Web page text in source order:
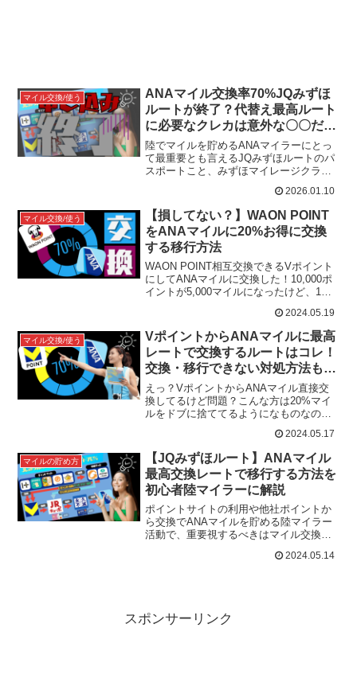
マイル交換/使う
ANAマイル交換率70%JQみずほ
ルートが終了？代替え最高ルート
に必要なクレカは意外な〇〇だっ
た！
陸でマイルを貯めるANAマイラーにとっ
て最重要とも言えるJQみずほルートのパ
スポートこと、みずほマイレージクラブ
月21日を持って終了することが発表され
ました...
2026.01.10
マイル交換/使う
【損してない？】WAON POINT
をANAマイルに20%お得に交換
する移行方法
WAON POINT相互交換できるVポイント
にしてANAマイルに交換した！10,000ポ
イントが5,000マイルになったけど、1マ
っ？言いにくいんだけど2,000...2024.05.19
マイル交換/使う
VポイントからANAマイルに最高
レートで交換するルートはコレ！
交換・移行できない対処方法も解
説
えっ？VポイントからANAマイル直接交
換してるけど問題？こんな方は20%マイ
ルをドブに捨ててるようになものなので
ANAマイルへ、 1番お得な交換レートを
知りたい 1ポ...
2024.05.17
マイルの貯め方
【JQみずほルート】ANAマイル
最高交換レートで移行する方法を
初心者陸マイラーに解説
ポイントサイトの利用や他社ポイントか
ら交換でANAマイルを貯める陸マイラー
活動で、重要視するべきはマイル交換レ
マイル70%で交換：7万マイル交換率と移
2024.05.14
スポンサーリンク